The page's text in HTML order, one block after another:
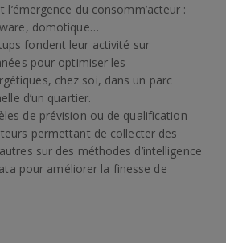
l’émergence du consomm’acteur :
domotique…
fondent leur activité sur
pour optimiser les
chez soi, dans un parc
d’un quartier.
de prévision ou de qualification
permettant de collecter des
sur des méthodes d’intelligence
pour améliorer la finesse de